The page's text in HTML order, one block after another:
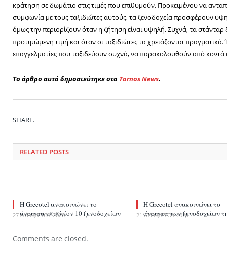
κράτηση σε δωμάτιο στις τιμές που επιθυμούν. Προκειμένου να
συμφωνία με τους ταξιδιώτες αυτούς, τα ξενοδοχεία προσφέρουν
όμως την περιορίζουν όταν η ζήτηση είναι υψηλή. Συχνά, τα στάνταρ
προτιμώμενη τιμή και όταν οι ταξιδιώτες τα χρειάζονται
επαγγελματίες που ταξιδεύουν συχνά, να παρακολουθούν από κοντά
To άρθρο αυτό δημοσιεύτηκε στο Tornos News.
SHARE.
RELATED POSTS
Η Grecotel ανακοινώνει το
άνοιγμα επιπλέον 10 ξενοδοχείων
27 ΑΥΓΟΎΣΤΟΥ 2020
Η Grecotel ανακοινώνει το
άνοιγμα των ξενοδοχείων
21 ΑΥΓΟΎΣΤΟΥ 2020
Comments are closed.